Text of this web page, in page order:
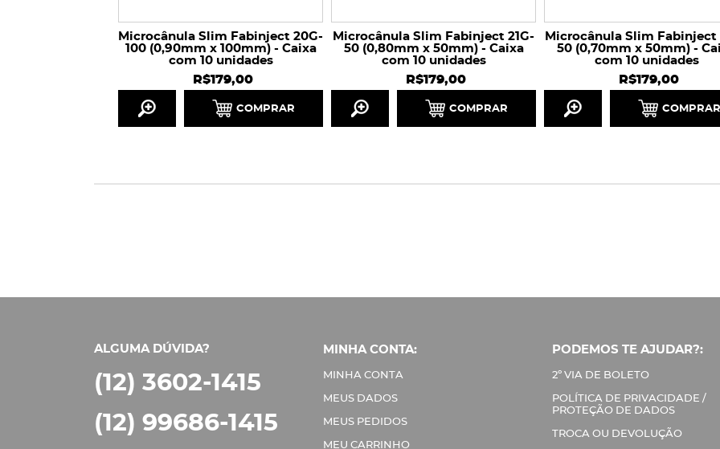
Microcânula Slim Fabinject 20G-
100 (0,90mm x 100mm) - Caixa
com 10 unidades
R$179,00
COMPRAR
Microcânula Slim Fabinject 21G-
50 (0,80mm x 50mm) - Caixa
com 10 unidades
R$179,00
COMPRAR
Microcânula Slim Fabinject
50 (0,70mm x 50mm) -
com 10 unidades
R$179,00
COMPRAR
ALGUMA DÚVIDA?
(12) 3602-1415
(12) 99686-1415
MINHA CONTA:
MINHA CONTA
MEUS DADOS
MEUS PEDIDOS
MEU CARRINHO
PODEMOS TE AJUDAR?:
2º VIA DE BOLETO
POLÍTICA DE PRIVACIDADE /
PROTEÇÃO DE DADOS
TROCA OU DEVOLUÇÃO